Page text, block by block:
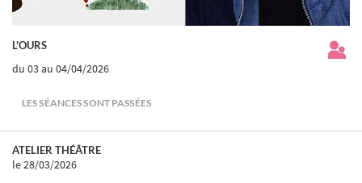
L'OURS
du 03au 04/04/2026
LES SÉANCES SONT PASSÉES
ATELIER THÉÂTRE
le 28/03/2026